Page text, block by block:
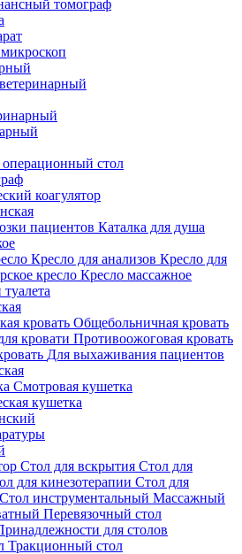
томограф
стол
коагулятор
пациентов Каталка для душа
Кресло для анализов Кресло для
кресло Кресло массажное
кровать Общебольничная кровать
кровати Противоожоговая кровать
Для выхаживания пациентов
Смотровая кушетка
кушетка
Стол для вскрытия Стол для
для кинезотерапии Стол для
Стол инструментальный Массажный
Перевязочный стол
для столов
Тракционный стол